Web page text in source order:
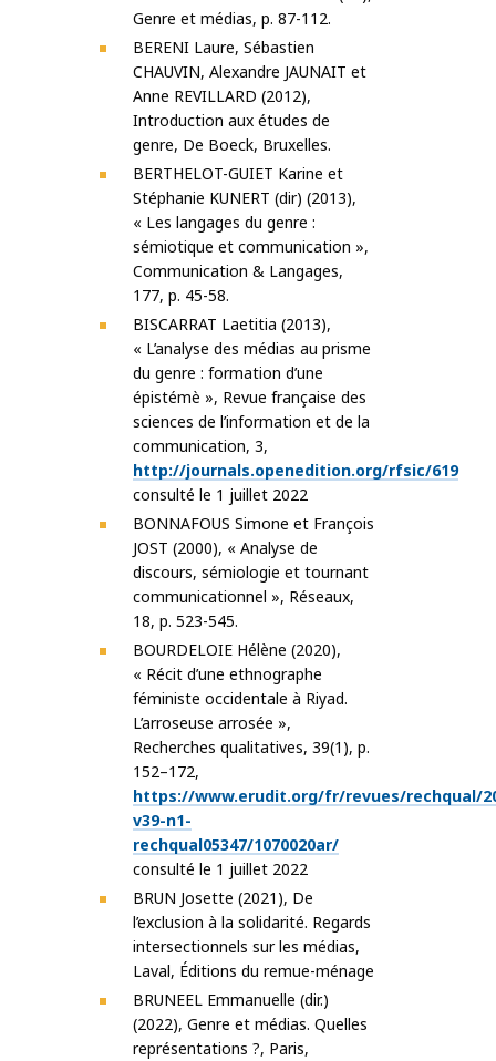
Genre et médias, p. 87-112.
BERENI Laure, Sébastien
CHAUVIN, Alexandre JAUNAIT et
Anne REVILLARD (2012),
Introduction aux études de
genre, De Boeck, Bruxelles.
BERTHELOT-GUIET Karine et
Stéphanie KUNERT (dir) (2013),
« Les langages du genre :
sémiotique et communication »,
Communication & Langages,
177, p. 45-58.
BISCARRAT Laetitia (2013),
« L’analyse des médias au prisme
du genre : formation d’une
épistémè », Revue française des
sciences de l’information et de la
communication, 3,
http://journals.openedition.org/rfsic/619
consulté le 1 juillet 2022
BONNAFOUS Simone et François
JOST (2000), « Analyse de
discours, sémiologie et tournant
communicationnel », Réseaux,
18, p. 523-545.
BOURDELOIE Hélène (2020),
« Récit d’une ethnographe
féministe occidentale à Riyad.
L’arroseuse arrosée »,
Recherches qualitatives, 39(1), p.
152–172,
https://www.erudit.org/fr/revues/rechqual/
v39-n1-
rechqual05347/1070020ar/
consulté le 1 juillet 2022
BRUN Josette (2021), De
l’exclusion à la solidarité. Regards
intersectionnels sur les médias,
Laval, Éditions du remue-ménage
BRUNEEL Emmanuelle (dir.)
(2022), Genre et médias. Quelles
représentations ?, Paris,